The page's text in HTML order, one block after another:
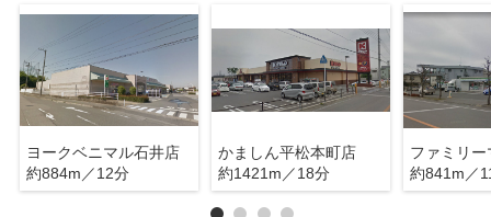
ヨークベニマル石井店
約884m／12分
かましん平松本町店
約1421m／18分
約841m／